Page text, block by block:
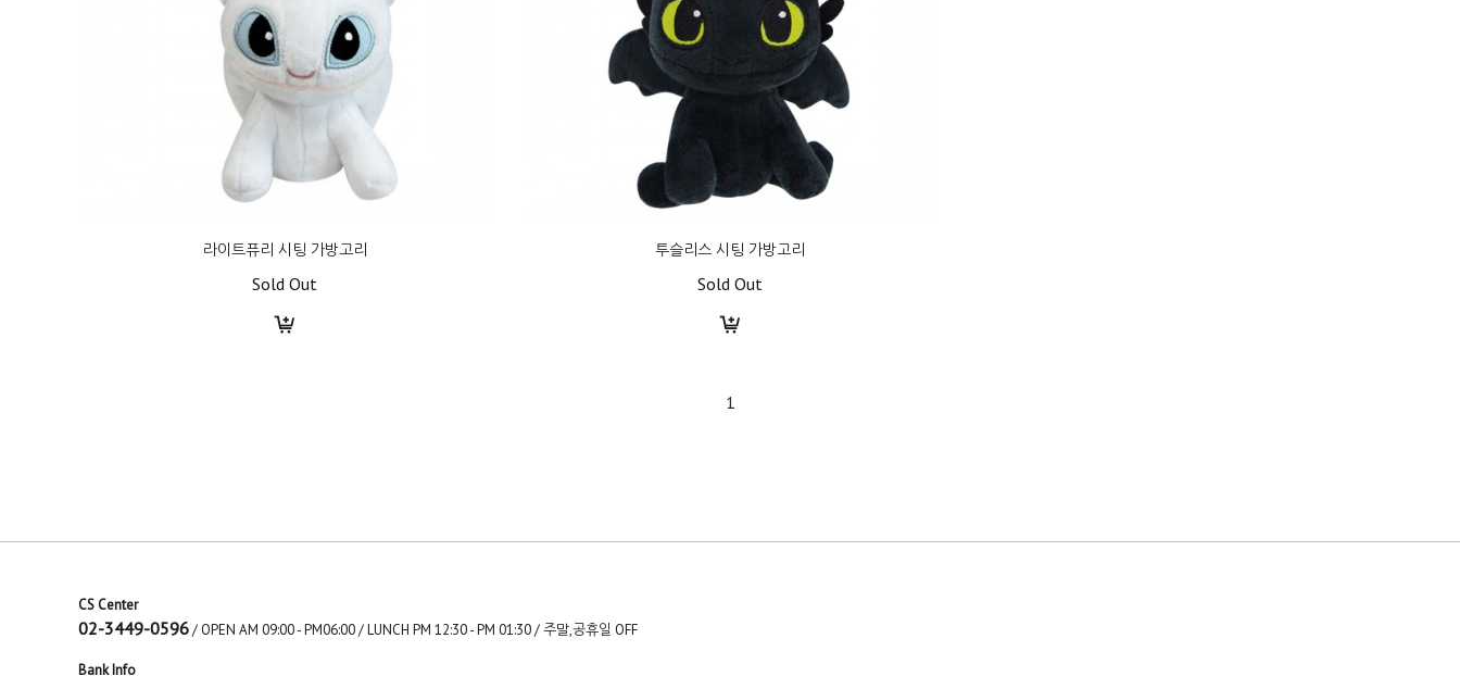
라이트퓨리 시팅 가방고리
Sold Out
투슬리스 시팅 가방고리
Sold Out
1
CS Center
02-3449-0596/ OPEN AM 09:00 - PM06:00 / LUNCH PM 12:30 - PM 01:30 / 주말,공휴일 OFF
Bank Info